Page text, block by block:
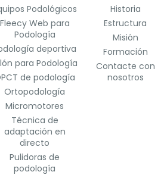
Podológicos
Fleecy Web para
Podología
deportiva
para Podología
de podología
Ortopodología
Micromotores
Técnica de
adaptación en
directo
Pulidoras de
podología
Historia
Estructura
Misión
Formación
Contacte con
nosotros